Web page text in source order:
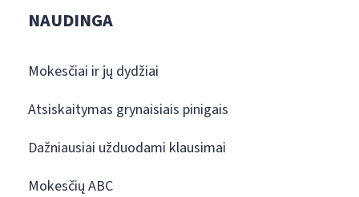
NAUDINGA
Mokesčiai ir jų dydžiai
Atsiskaitymas grynaisiais pinigais
Dažniausiai užduodami klausimai
Mokesčių ABC